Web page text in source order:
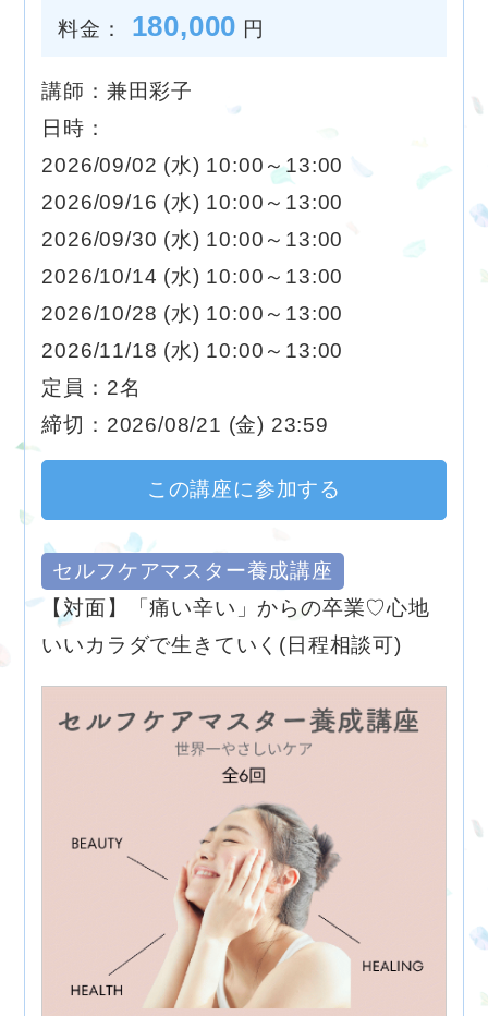
料金： 180,000 円
講師：兼田彩子
日時：
2026/09/02 (水) 10:00～13:00
2026/09/16 (水) 10:00～13:00
2026/09/30 (水) 10:00～13:00
2026/10/14 (水) 10:00～13:00
2026/10/28 (水) 10:00～13:00
2026/11/18 (水) 10:00～13:00
定員：2名
締切：2026/08/21 (金) 23:59
この講座に参加する
セルフケアマスター養成講座
【対面】「痛い辛い」からの卒業♡心地
いいカラダで生きていく(日程相談可)